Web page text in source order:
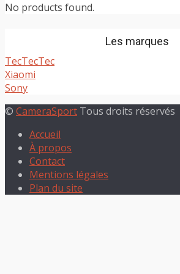
No products found.
Les marques
TecTecTec
Xiaomi
Sony
© CameraSport Tous droits réservés
Accueil
À propos
Contact
Mentions légales
Plan du site